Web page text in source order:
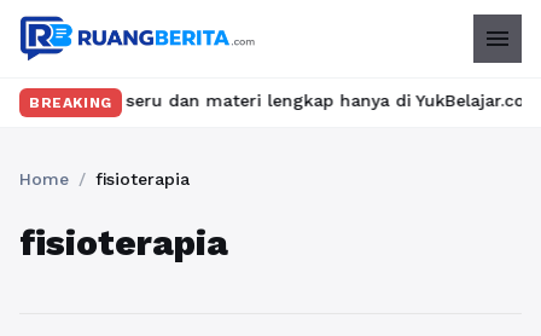
menu
BREAKING
kelas seru dan materi lengkap hanya di YukBelajar.com.
Home / fisioterapia
fisioterapia